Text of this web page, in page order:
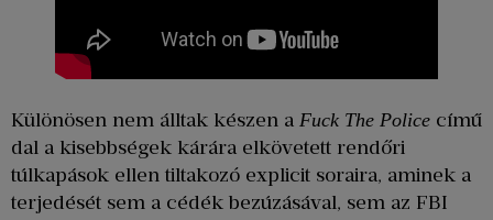
Különösen nem álltak készen a Fuck The Police című
dal a kisebbségek kárára elkövetett rendőri
túlkapások ellen tiltakozó explicit soraira, aminek a
terjedését sem a cédék bezúzásával, sem az FBI